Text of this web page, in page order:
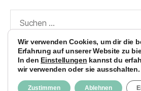
nach:
© 2026AvocadoBanane Foodblog
Wir verwenden Cookies, um dir die
Erfahrung auf unserer Website zu
In den Einstellungen kannst du
wir verwenden oder sie ausschalten.
Zustimmen Ablehnen